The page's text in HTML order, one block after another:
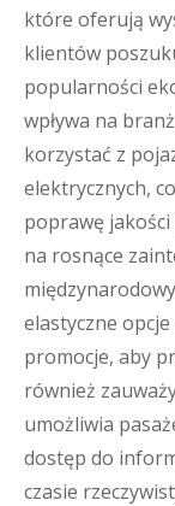
które oferują
klientów
popularności
wpływa na
korzystać z
elektrycznych,
poprawę
na rosnące
elastyczne
promocje, aby
również
umożliwia
dostęp do
czasie